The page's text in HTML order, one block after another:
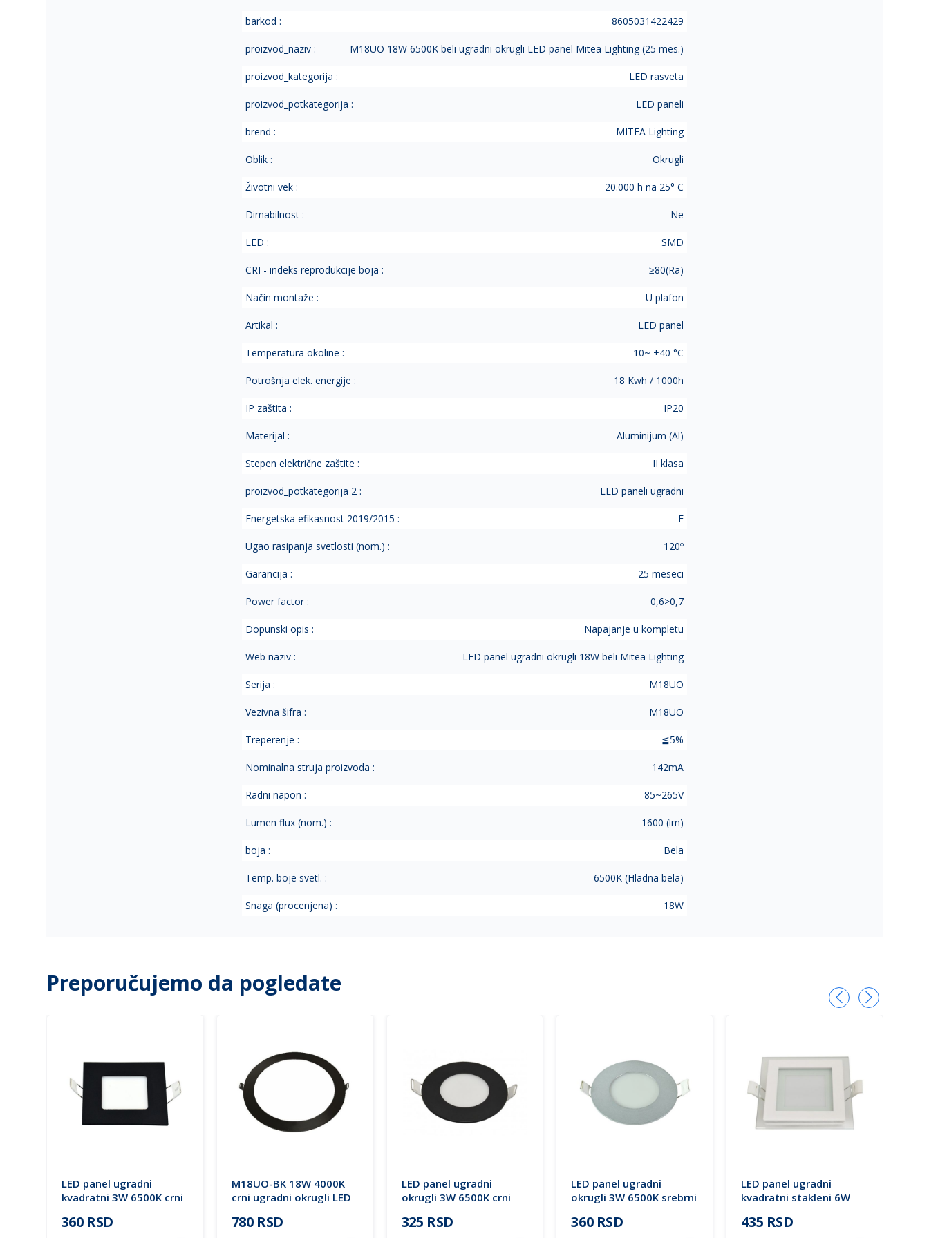
barkod : 8605031422429
proizvod_naziv : M18UO 18W 6500K beli ugradni okrugli LED panel Mitea Lighting (25 mes.)
proizvod_kategorija : LED rasveta
proizvod_potkategorija : LED paneli
brend : MITEA Lighting
Oblik : Okrugli
Životni vek : 20.000 h na 25° C
Dimabilnost : Ne
LED : SMD
CRI - indeks reprodukcije boja : ≥80(Ra)
Način montaže : U plafon
Artikal : LED panel
Temperatura okoline : -10~ +40 °C
Potrošnja elek. energije : 18 Kwh / 1000h
IP zaštita : IP20
Materijal : Aluminijum (Al)
Stepen električne zaštite : II klasa
proizvod_potkategorija 2 : LED paneli ugradni
Energetska efikasnost 2019/2015 : F
Ugao rasipanja svetlosti (nom.) : 120º
Garancija : 25 meseci
Power factor : 0,6>0,7
Dopunski opis : Napajanje u kompletu
Web naziv : LED panel ugradni okrugli 18W beli Mitea Lighting
Serija : M18UO
Vezivna šifra : M18UO
Treperenje : ≦5%
Nominalna struja proizvoda : 142mA
Radni napon : 85~265V
Lumen flux (nom.) : 1600 (lm)
boja : Bela
Temp. boje svetl. : 6500K (Hladna bela)
Snaga (procenjena) : 18W
Preporučujemo da pogledate
LED panel ugradni
kvadratni 3W 6500K crni
360 RSD
M18UO-BK 18W 4000K
crni ugradni okrugli LED
mes.)
780 RSD
LED panel ugradni
okrugli 3W 6500K crni
325 RSD
LED panel ugradni
okrugli 3W 6500K srebrni
360 RSD
LED panel ugradni
kvadratni stakleni 6W
435 RSD